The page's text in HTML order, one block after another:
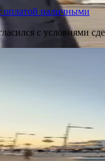
оплатой наличными
с